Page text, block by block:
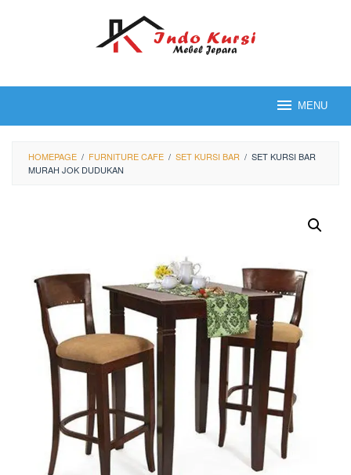
MENU
HOMEPAGE / FURNITURE CAFE / SET KURSI BAR / SET KURSI BAR
MURAH JOK DUDUKAN